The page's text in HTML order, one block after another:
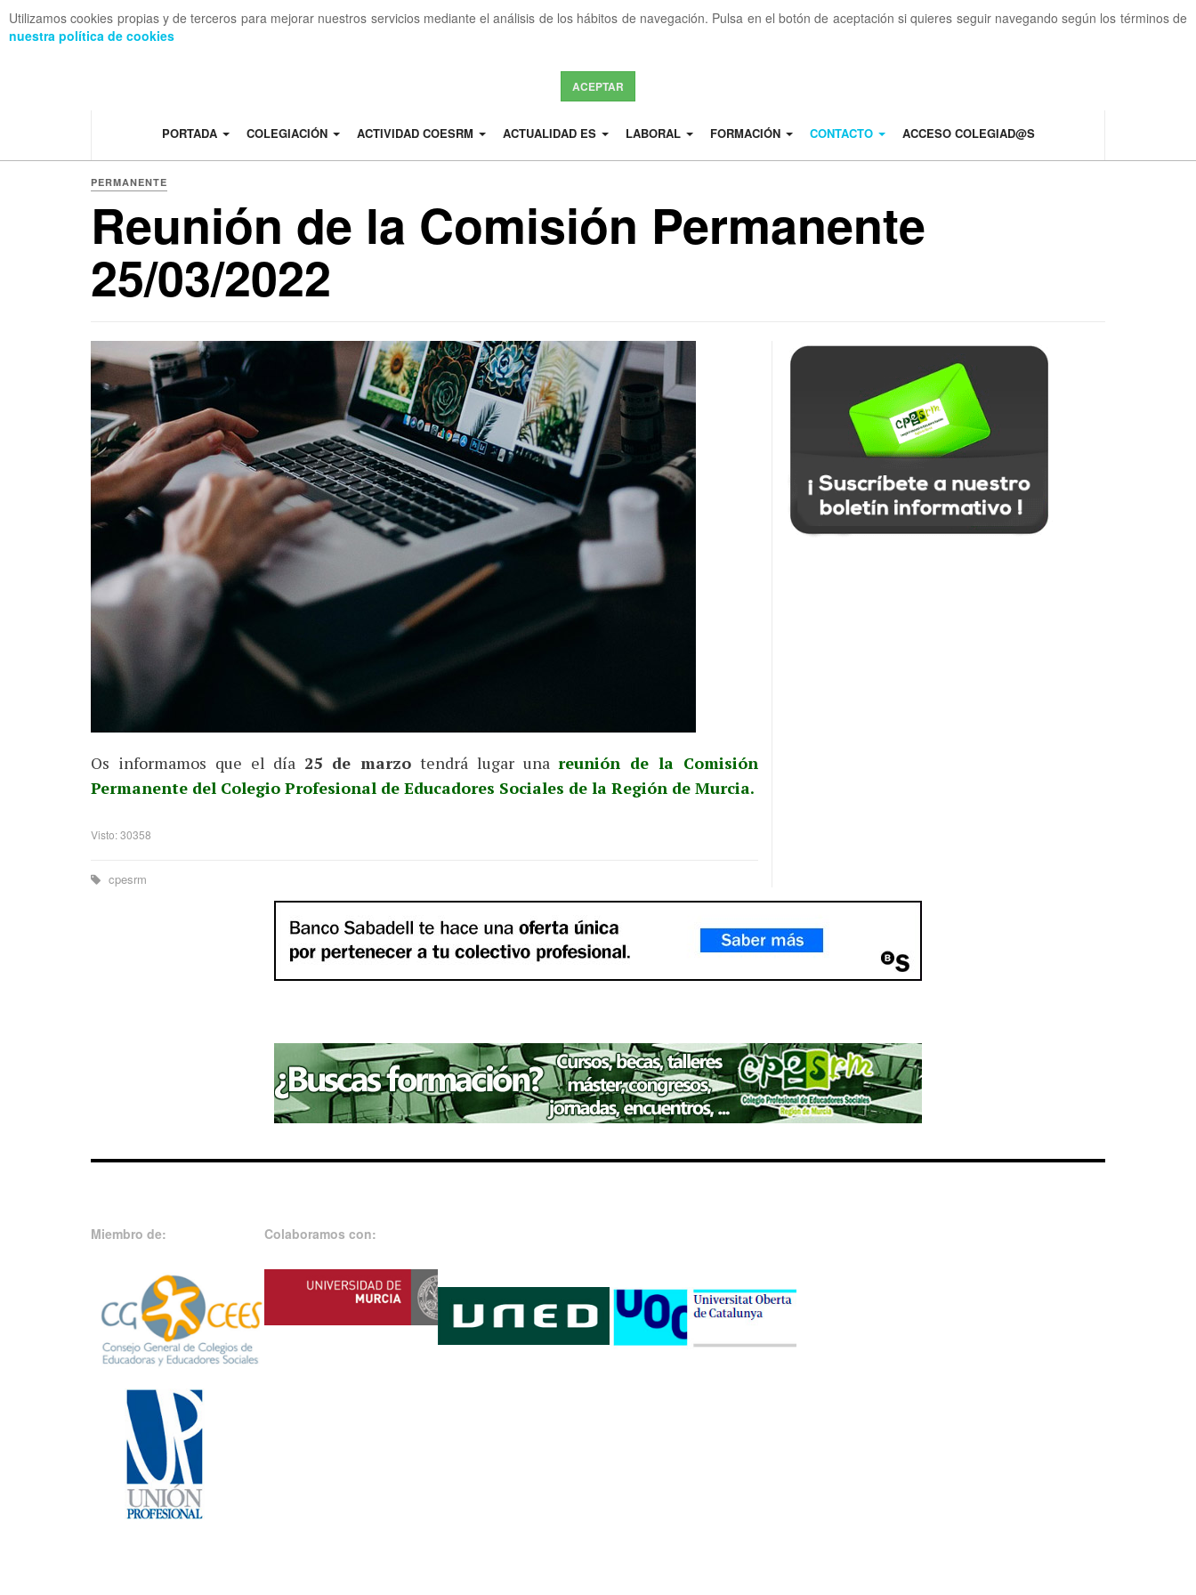
Utilizamos cookies propias y de terceros para mejorar nuestros servicios mediante el análisis de los hábitos de navegación. Pulsa en el botón de aceptación si quieres seguir navegando según los términos de
nuestra política de cookies
ACEPTAR
PORTADA COLEGIACIÓN ACTIVIDAD COESRM ACTUALIDAD ES LABORAL FORMACIÓN CONTACTO ACCESO COLEGIAD@S
PERMANENTE
Reunión de la Comisión Permanente
25/03/2022
Os informamos que el día 25 de marzo tendrá lugar unareunión de la Comisión
Permanente del Colegio Profesional de Educadores Sociales de la Región de Murcia.
Visto: 30358
cpesrm
Miembro de: Colaboramos con: